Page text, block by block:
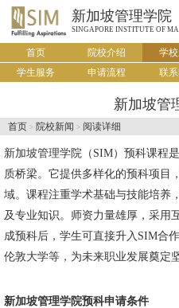
新加坡管理学院
SINGAPORE INSTITUTE OF
首页 院校介绍 学
学生服务
申请流程 联
新加坡管
首页 > 院校新闻 > 阅读详细
新加坡管理学院 （SIM）预科课程
质桥梁。它提供多样化的预科项目
域。课程注重学术基础与技能培养
及专业知识。师资力量雄厚，采用
成预科后，学生可直接升入SIM合
伦敦大学等，为未来职业发展奠定
新加坡管理学院预科申请条件